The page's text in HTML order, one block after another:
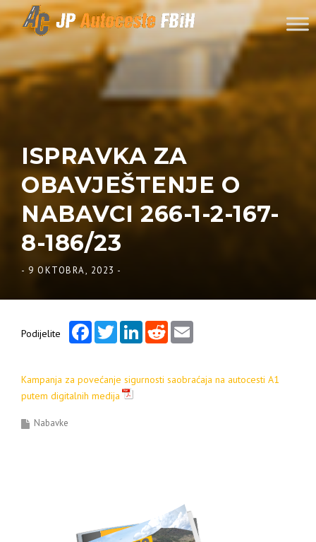
Skip to content
ISPRAVKA ZA
OBAVJEŠTENJE O
NABAVCI 266-1-2-167-
8-186/23
- 9 OKTOBRA, 2023 -
Podijelite
FacebookTwitterLinkedInReddit
Kampanja za povećanje sigurnosti saobraćaja na autocesti A1
putem digitalnih medija
Nabavke